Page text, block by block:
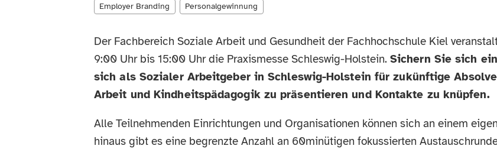
Employer Branding Personalgewinnung
Der Fachbereich Soziale Arbeit und Gesundheit der Fachhochschule Kiel
9:00 Uhr bis 15:00 Uhr die Praxismesse Schleswig-Holstein. Sichern Sie sich
sich als Sozialer Arbeitgeber in Schleswig-Holstein für zukünftige
Arbeit und Kindheitspädagogik zu präsentieren und Kontakte zu knüpfen.
Alle Teilnehmenden Einrichtungen und Organisationen können sich an einem
hinaus gibt es eine begrenzte Anzahl an 60minütigen fokussierten